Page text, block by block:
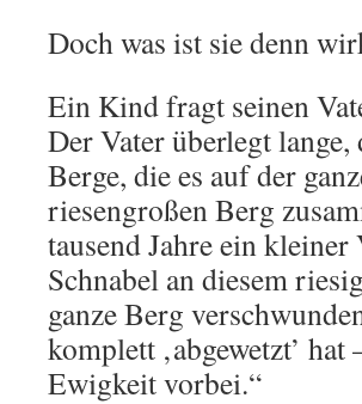
Doch was ist sie denn
Ein Kind fragt seinen
Der Vater überlegt
Berge, die es auf der
riesengroßen Berg
tausend Jahre ein
Schnabel an diesem
ganze Berg
komplett ‚abgewetzt’
Ewigkeit vorbei.“